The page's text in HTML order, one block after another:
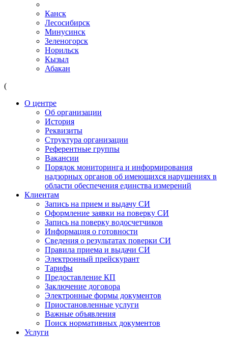
Канск
Лесосибирск
Минусинск
Зеленогорск
Норильск
Кызыл
Абакан
(
О центре
Об организации
История
Реквизиты
Структура организации
Референтные группы
Вакансии
Порядок мониторинга и информирования
надзорных органов об имеющихся нарушениях в
области обеспечения единства измерений
Клиентам
Запись на прием и выдачу СИ
Оформление заявки на поверку СИ
Запись на поверку водосчетчиков
Информация о готовности
Сведения о результатах поверки СИ
Правила приема и выдачи СИ
Электронный прейскурант
Тарифы
Предоставление КП
Заключение договора
Электронные формы документов
Приостановленные услуги
Важные объявления
Поиск нормативных документов
Услуги